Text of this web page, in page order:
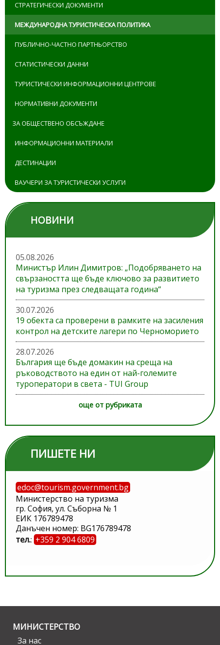
СТРАТЕГИЧЕСКИ ДОКУМЕНТИ
МЕЖДУНАРОДНА ТУРИСТИЧЕСКА ПОЛИТИКА
ПУБЛИЧНО-ЧАСТНО ПАРТНЬОРСТВО
СТАТИСТИЧЕСКИ ДАННИ
ТУРИСТИЧЕСКИ ИНФОРМАЦИОННИ ЦЕНТРОВЕ
НОРМАТИВНИ ДОКУМЕНТИ
ЗА ОБЩЕСТВЕНО ОБСЪЖДАНЕ
ИНФОРМАЦИОННИ МАТЕРИАЛИ
ДЕСТИНАЦИИ
ВАУЧЕРИ ЗА ТУРИСТИЧЕСКИ УСЛУГИ
НОВИНИ
05.08.2026
Министър Илин Димитров: „Подобряването на
свързаността ще бъде ключово за развитието
на туризма през следващата година“
30.07.2026
19 обекта са проверени в рамките на засиления
контрол на детските лагери по Черноморието
28.07.2026
България ще бъде домакин на среща на
ръководството на един от най-големите
туроператори в света - TUI Group
още от рубриката
ПИШЕТЕ НИ
edoc@tourism.government.bg
Министерство на туризма
гр. София, ул. Съборна № 1
ЕИК 176789478
Данъчен номер: BG176789478
тел.: +359 2 904 6809
МИНИСТЕРСТВО
За нас